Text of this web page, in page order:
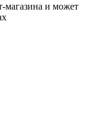
магазина и может